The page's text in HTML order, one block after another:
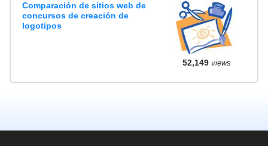
Comparación de sitios web de
concursos de creación de
logotipos
52,149views